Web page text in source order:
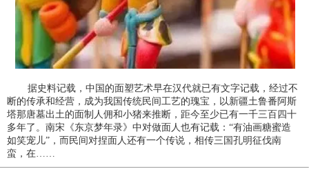
据史料记载，中国的面塑艺术早在汉代就已有文字记载，经过不
断的传承和经营，成为我国传统民间工艺的瑰宝，以新疆土鲁番阿斯
塔那唐墓出土的面制人佣和小猪来推断，距今至少已有一千三百四十
多年了。南宋《东京梦年录》中对做面人也有记载：“有油画糖蜜造
如笑宠儿”，而民间对捏面人还有一个传说，相传三国孔明征伐南
蛮，在……